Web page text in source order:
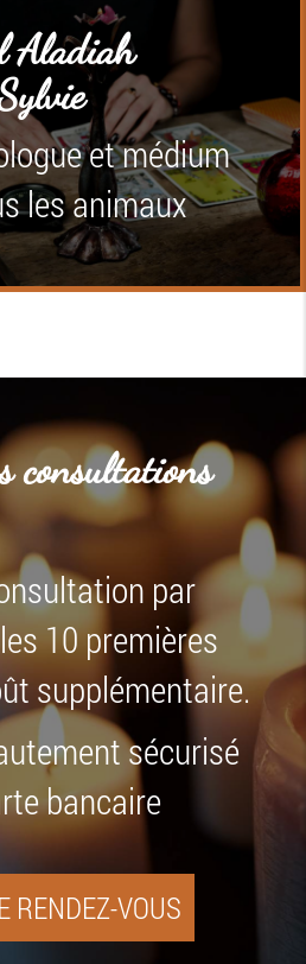
Aladiah
et médium
les animaux
consultations
par
10 premières
supplémentaire.
sécurisé
bancaire
RENDEZ-VOUS